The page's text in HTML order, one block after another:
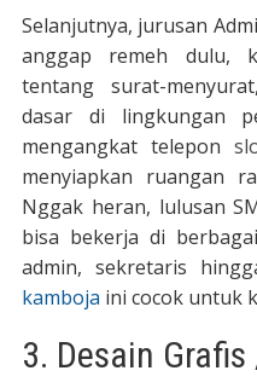
Selanjutnya, jurusan
anggap remeh dulu,
tentang surat-
dasar di lingkungan
mengangkat telepon
menyiapkan ruangan
Nggak heran, lulusan
bisa bekerja di
admin, sekretaris
kamboja ini cocok untuk
3. Desain